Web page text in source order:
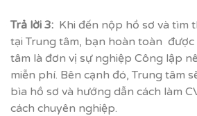
Trả lời 3: Khi đến nộp hồ sơ và tìm
tại Trung tâm, bạn hoàn toàn được
tâm là đơn vị sự nghiệp Công lập
miễn phí. Bên cạnh đó, Trung tâm
bìa hồ sơ và hướng dẫn cách làm
cách chuyên nghiệp.